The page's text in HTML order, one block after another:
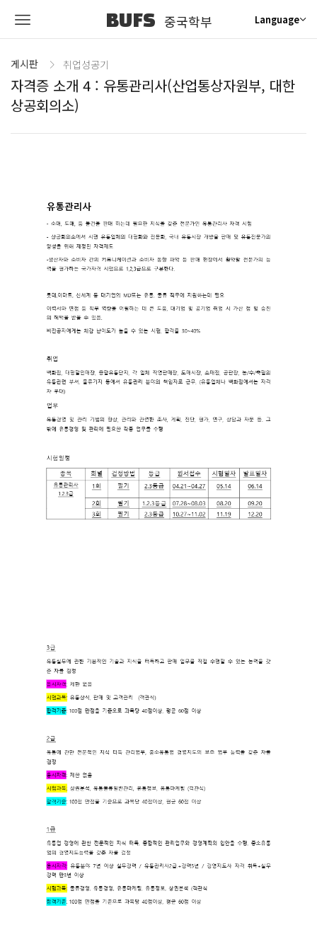
BUFS 중국학부 Language
게시판 취업성공기
자격증 소개 4 : 유통관리사(산업통상자원부, 대한
상공회의소)